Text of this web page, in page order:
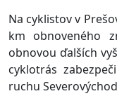
Na cyklistov v
km obnoveného
obnovou ďalších
cyklotrás
ruchu